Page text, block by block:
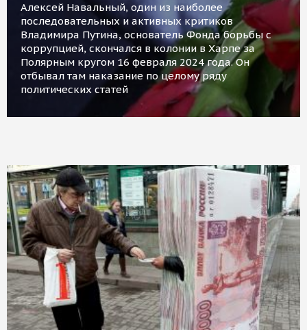
Алексей Навальный, один из наиболее
последовательных и активных критиков
Владимира Путина, основатель Фонда борьбы с
коррупцией, скончался в колонии в Харпе за
Полярным кругом 16 февраля 2024 года. Он
отбывал там наказание по целому ряду
политических статей